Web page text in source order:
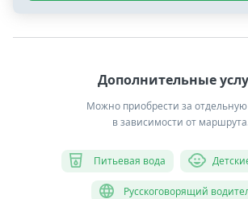
Дополнительные
Можно приобрести за отдельную
в зависимости от
Питьевая вода
Русскоговорящий